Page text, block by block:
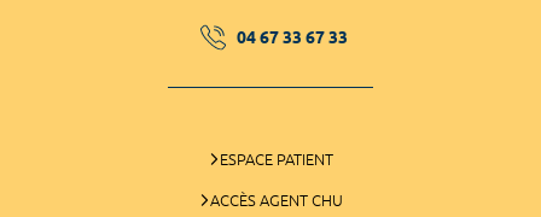
04 67 33 67 33
ESPACE PATIENT
ACCÈS AGENT CHU